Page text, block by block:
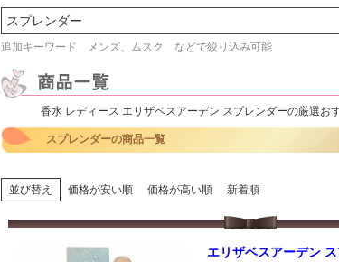
検索
追加キーワード メンズ、ムスク などで絞り込み可能
香水 レディース エリザベスアーデン スプレンダーの厳選お
スプレンダーの商品一覧
並び替え 価格が安い順 価格が高い順 新着順
エリザベスアーデン
商品が早く届いたのでよか
ったです。また利用させて
好きな香水を、いろいろ少
量試せるところが魅力でし
気持